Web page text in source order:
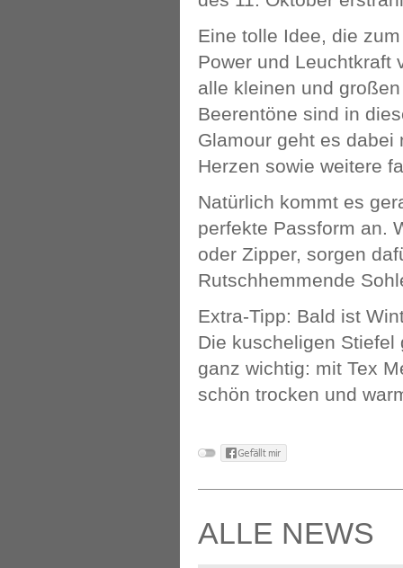
Eine tolle Idee, die
Power und Leuchtkraft
alle kleinen und
Beerentöne sind in
Glamour geht es dabei
Herzen sowie weitere
Natürlich kommt es
perfekte Passform an.
oder Zipper, sorgen
Rutschhemmende
Extra-Tipp: Bald ist
Die kuscheligen
ganz wichtig: mit Tex
schön trocken und
ALLE NEWS